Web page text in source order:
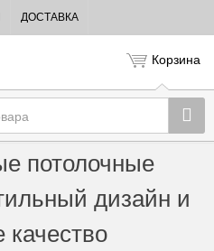
ДОСТАВКА
Корзина
потолочные
дизайн и
качество